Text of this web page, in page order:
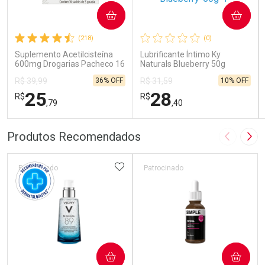
(218)
Suplemento Acetilcisteína
600mg Drogarias Pacheco 16
R$ 39,99
R$25,79
36% OFF
COMPRAR
FECHAR
FECHAR
Por Menos
(0)
Lubrificante Íntimo Ky
Naturals Blueberry 50g
R$ 31,59
R$28,40
10% OFF
COMPRAR
Por Menos
Produtos Recomendados Imagem
Patrocinado ADICIONAR AOS FAVORITOS
COMPRAR
Patrocinado
COMPRAR